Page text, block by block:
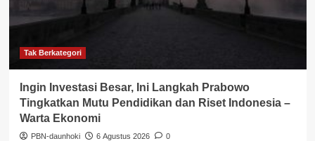
Tak Berkategori
Ingin Investasi Besar, Ini Langkah Prabowo
Tingkatkan Mutu Pendidikan dan Riset Indonesia –
Warta Ekonomi
PBN-daunhoki 6 Agustus 2026 0